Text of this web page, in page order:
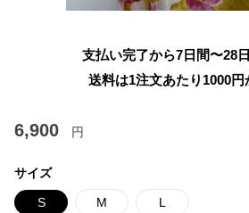
支払い完了から7日間〜28
送料は1注文あたり 1000
6,900 円
サイズ
S M L